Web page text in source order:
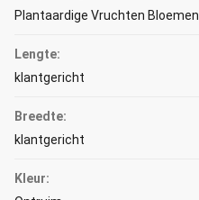
Plantaardige Vruchten Bloemen
Lengte:
klantgericht
Breedte:
klantgericht
Kleur: